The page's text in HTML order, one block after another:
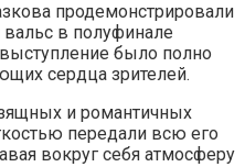
продемонстрировали
в полуфинале
было полно
сердца зрителей.
и романтичных
передали всю его
вокруг себя атмосферу